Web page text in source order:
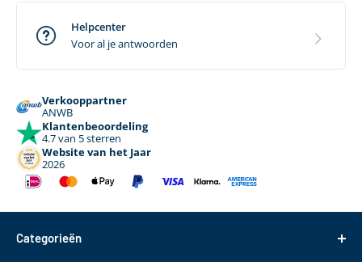
Helpcenter
Voor al je antwoorden
Verkooppartner
ANWB
Klantenbeoordeling
4.7 van 5 sterren
Website van het Jaar
2026
Categorieën